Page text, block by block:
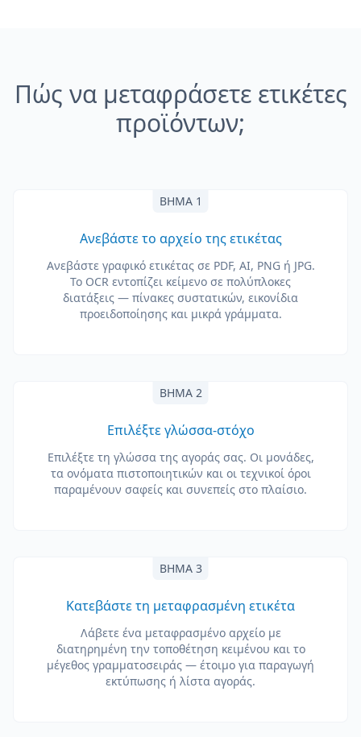
Πώς να μεταφράσετε ετικέτες
προϊόντων;
ΒΉΜΑ 1
Ανεβάστε το αρχείο της ετικέτας
Ανεβάστε γραφικό ετικέτας σε PDF, AI, PNG ή JPG.
Το OCR εντοπίζει κείμενο σε πολύπλοκες
διατάξεις — πίνακες συστατικών, εικονίδια
προειδοποίησης και μικρά γράμματα.
ΒΉΜΑ 2
Επιλέξτε γλώσσα-στόχο
Επιλέξτε τη γλώσσα της αγοράς σας. Οι μονάδες,
τα ονόματα πιστοποιητικών και οι τεχνικοί όροι
παραμένουν σαφείς και συνεπείς στο πλαίσιο.
ΒΉΜΑ 3
Κατεβάστε τη μεταφρασμένη ετικέτα
Λάβετε ένα μεταφρασμένο αρχείο με
διατηρημένη την τοποθέτηση κειμένου και το
μέγεθος γραμματοσειράς — έτοιμο για παραγωγή
εκτύπωσης ή λίστα αγοράς.